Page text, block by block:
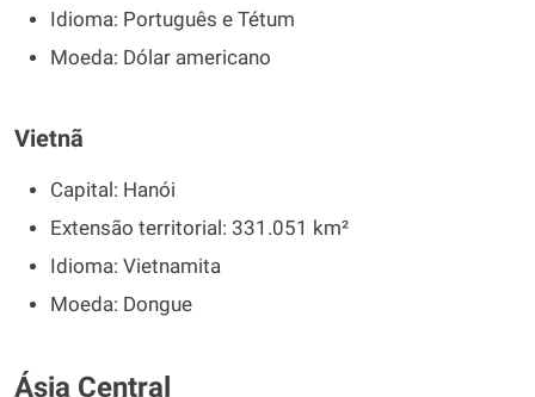
Idioma: Português e Tétum
Moeda: Dólar americano
Vietnã
Capital: Hanói
Extensão territorial: 331.051 km²
Idioma: Vietnamita
Moeda: Dongue
Ásia Central